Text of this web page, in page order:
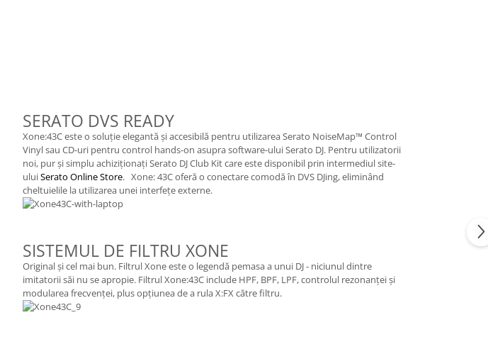
SERATO DVS READY
Xone:43C este o soluție elegantă și accesibilă pentru utilizarea Serato NoiseMap™ Control
Vinyl sau CD-uri pentru control hands-on asupra software-ului Serato DJ. Pentru utilizatorii
noi, pur și simplu achiziționați Serato DJ Club Kit care este disponibil prin intermediul site-
uluiSerato Online Store. Xone: 43C oferă o conectare comodă în DVS DJing, eliminând
cheltuielile la utilizarea unei interfețe externe.
SISTEMUL DE FILTRU XONE
Original și cel mai bun. Filtrul Xone este o legendă pemasa a unui DJ - niciunul dintre
imitatorii săi nu se apropie. Filtrul Xone:43C include HPF, BPF, LPF, controlul rezonanței și
modularea frecvenței, plus opțiunea de a rula X:FX către filtru.